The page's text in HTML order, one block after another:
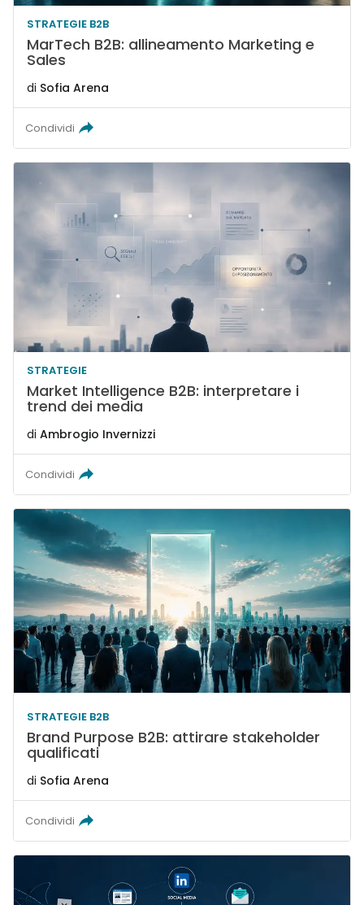
STRATEGIE B2B
MarTech B2B: allineamento Marketing e
Sales
di Sofia Arena
Condividi
STRATEGIE
Market Intelligence B2B: interpretare i
trend dei media
di Ambrogio Invernizzi
Condividi
STRATEGIE B2B
Brand Purpose B2B: attirare stakeholder
qualificati
di Sofia Arena
Condividi